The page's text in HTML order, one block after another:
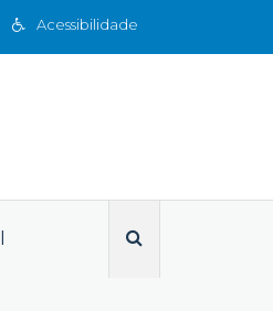
Acessibilidade